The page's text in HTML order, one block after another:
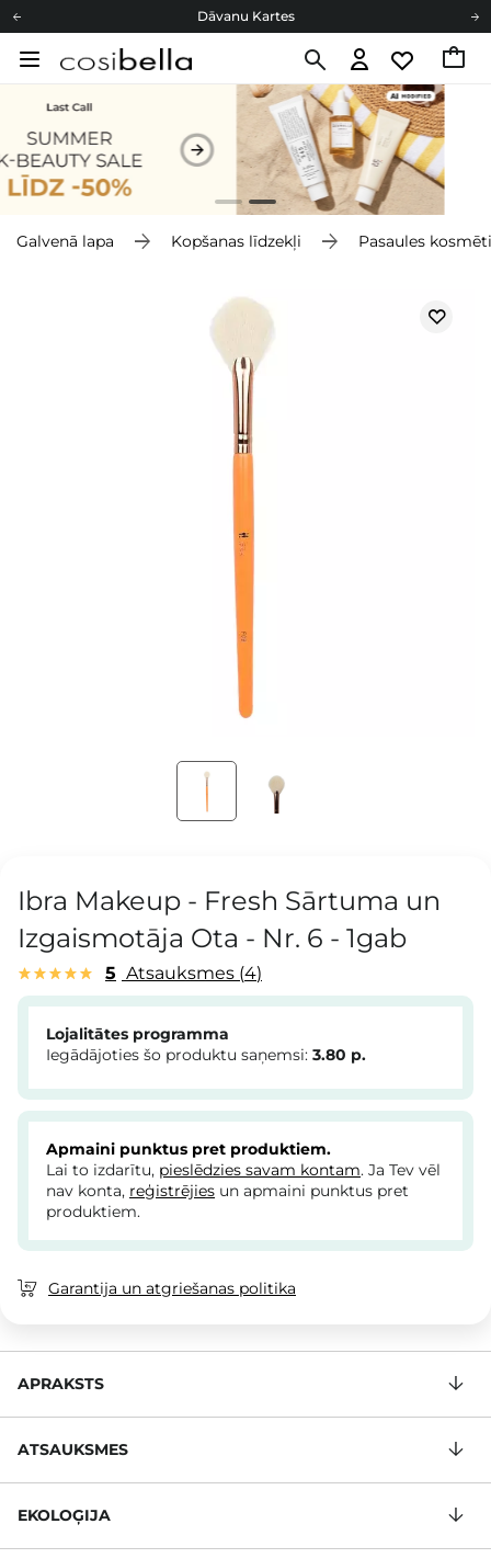
Dāvanu Kartes
Cosibella lojalitātes programma
Dāvanu Kartes
Galvenā lapa Kopšanas līdzekļi Pasaules
Ibra Makeup - Fresh Sārtuma un
Izgaismotāja Ota - Nr. 6 - 1gab
5 Atsauksmes 4
Lojalitātes programma
Iegādājoties šo produktu saņemsi: 3.80 p.
Apmaini punktus pret produktiem.
Lai to izdarītu, pieslēdzies savam kontam. Ja Tev vēl
nav konta, reģistrējies un apmaini punktus pret
produktiem.
Garantija un atgriešanas politika
APRAKSTS
ATSAUKSMES
EKOLOĢIJA